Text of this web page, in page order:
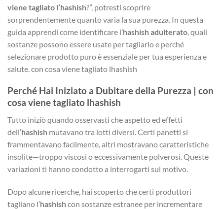
viene tagliato l’hashish?”, potresti scoprire
sorprendentemente quanto varia la sua purezza. In questa
guida apprendi come identificare l’hashish adulterato , quali
sostanze possono essere usate per tagliarlo e perché
selezionare prodotto puro è essenziale per tua esperienza e
salute. con cosa viene tagliato lhashish
Perché Hai Iniziato a Dubitare della Purezza | con
cosa viene tagliato lhashish
Tutto iniziò quando osservasti che aspetto ed effetti
dell’hashish mutavano tra lotti diversi. Certi panetti si
frammentavano facilmente, altri mostravano caratteristiche
insolite—troppo viscosi o eccessivamente polverosi. Queste
variazioni ti hanno condotto a interrogarti sul motivo.
Dopo alcune ricerche, hai scoperto che certi produttori
tagliano l’hashishcon sostanze estranee per incrementare